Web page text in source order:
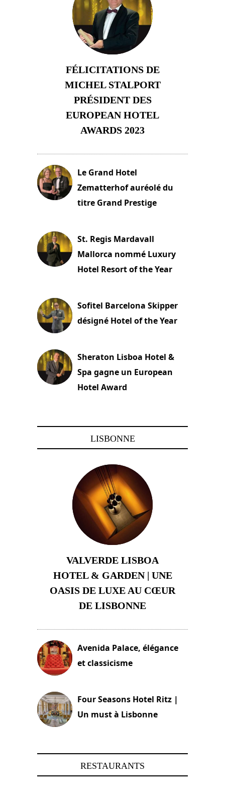
FÉLICITATIONS DE
MICHEL STALPORT
PRÉSIDENT DES
EUROPEAN HOTEL
AWARDS 2023
Le Grand Hotel
Zematterhof auréolé du
titre Grand Prestige
St. Regis Mardavall
Mallorca nommé Luxury
Hotel Resort of the Year
Sofitel Barcelona Skipper
désigné Hotel of the Year
Sheraton Lisboa Hotel &
Spa gagne un European
Hotel Award
LISBONNE
VALVERDE LISBOA
HOTEL & GARDEN | UNE
OASIS DE LUXE AU CŒUR
DE LISBONNE
Avenida Palace, élégance
et classicisme
Four Seasons Hotel Ritz |
Un must à Lisbonne
RESTAURANTS